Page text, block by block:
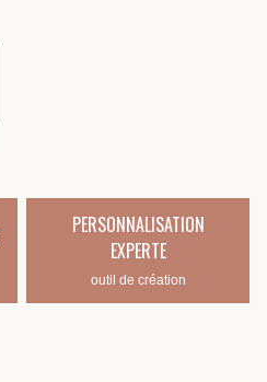
PERSONNALISATION
EXPERTE
outil de création